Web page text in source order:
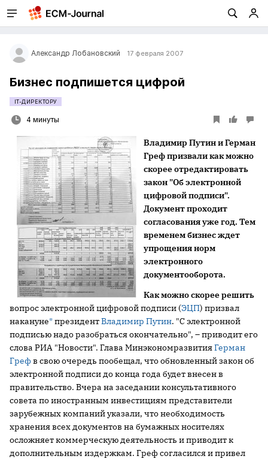
Александр Лобановский 17 февраля 2007
Бизнес подпишется цифрой
IT-ДИРЕКТОРУ
4 минуты
Владимир Путин и Герман
Греф призвали как можно
скорее отредактировать
закон "Об электронной
цифровой подписи".
Документ проходит
согласования уже год. Тем
временем бизнес ждет
упрощения норм
электронного
документооборота.
Как можно скорее решить
вопрос электронной цифровой подписи (ЭЦП) призвал
накануне*президентВладимир Путин. "С электронной
подписью надо разобраться окончательно", – приводит его
слова РИА "Новости". Глава МинэкономразвитияГерман
Грефв свою очередь пообещал, что обновленный закон об
электронной подписи до конца года будет внесен в
правительство. Вчера на заседании консультативного
совета по иностранным инвестициям представители
зарубежных компаний указали, что необходимость
хранения всех документов на бумажных носителях
осложняет коммерческую деятельность и приводит к
дополнительным издержкам. Греф согласился и привел